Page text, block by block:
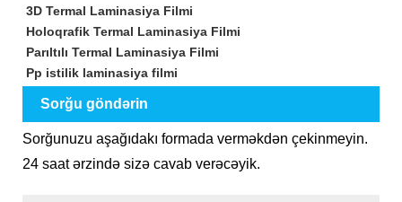
3D Termal Laminasiya Filmi
Holoqrafik Termal Laminasiya Filmi
Parıltılı Termal Laminasiya Filmi
Pp istilik laminasiya filmi
Sorğu göndərin
Sorğunuzu aşağıdakı formada verməkdən çekinmeyin.
24 saat ərzində sizə cavab verəcəyik.